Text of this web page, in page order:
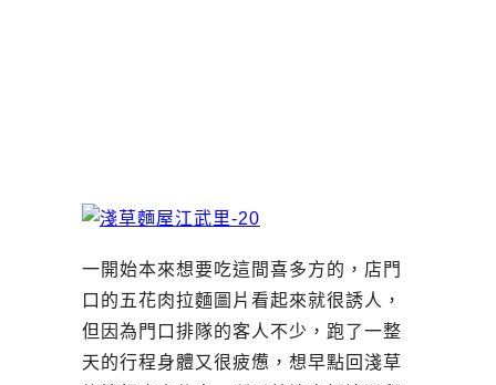
一開始本來想要吃這間喜多方的，店門
口的五花肉拉麵圖片看起來就很誘人，
但因為門口排隊的客人不少，跑了一整
天的行程身體又很疲憊，想早點回淺草